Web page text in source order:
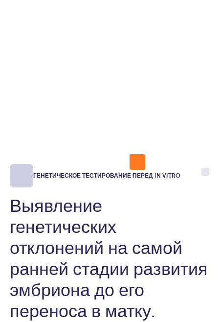
ГЕНЕТИЧЕСКОЕ ТЕСТИРОВАНИЕ ПЕРЕД IN VITRO
Выявление
генетических
отклонений на самой
ранней стадии развития
эмбриона до его
переноса в матку.